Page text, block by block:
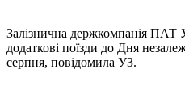
Залізнична держкомпанія ПАТ
додаткові поїзди до Дня
серпня, повідомила УЗ.